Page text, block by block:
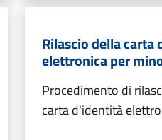
Rilascio della
elettronica per
Procedimento di
carta d'identità